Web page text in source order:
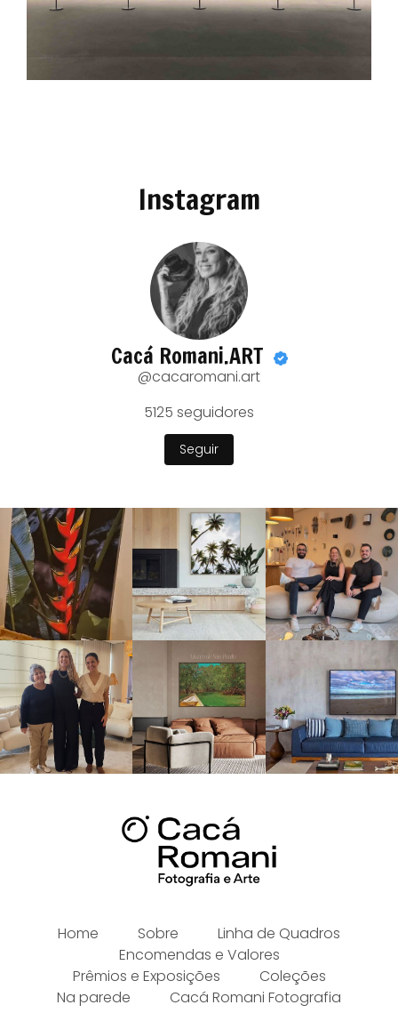
Instagram
Cacá Romani.ART
@cacaromani.art
5125 seguidores
Seguir
Home Sobre
Linha de Quadros
Encomendas e Valores
Prêmios e Exposições
Coleções
Na parede
Cacá Romani Fotografia